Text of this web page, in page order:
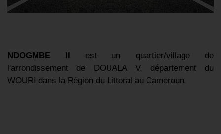
NDOGMBE II est un quartier/village de
l'arrondissement de DOUALA V, département du
WOURI dans la Région du Littoral au Cameroun.